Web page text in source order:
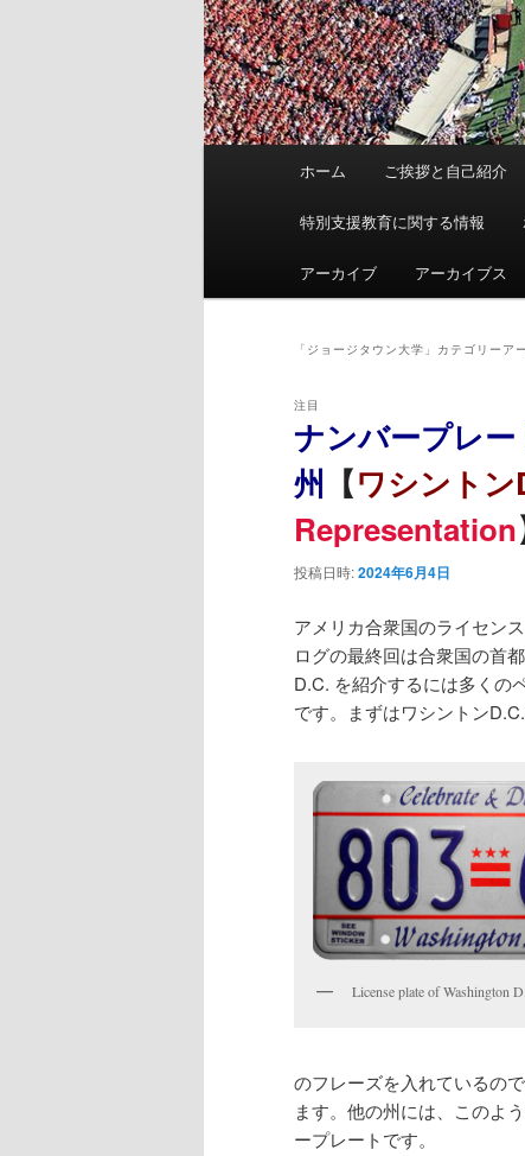
ュ
ホーム ご挨拶と自己紹介
特別支援教育に関する情報
アーカイブ アーカイブス
「 ジョージタウン大学 」カテゴリーア
ナンバープレ
州 【ワシントン
Representation
注目
投稿日時:2024年6月4日
アメリカ合衆国のライセン
ログの最終回は合衆国の首
D.C. を紹介するには多くの
です。まずはワシントン
License plate of Washington
のフレーズを入れているの
ます。他の州には、このよ
ープレートです。